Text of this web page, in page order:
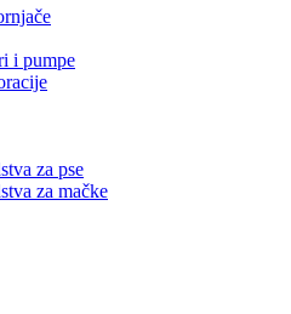
i pumpe
za pse
za mačke